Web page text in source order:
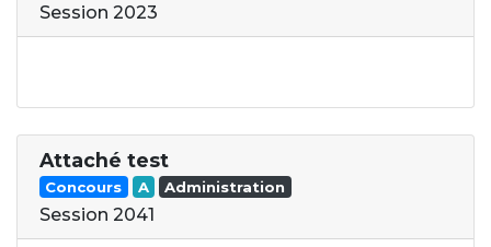
Session 2023
Attaché test
Concours A Administration
Session 2041